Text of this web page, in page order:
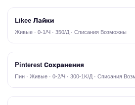
Likee Лайки
Живые · 0-1/Ч · 350/Д · Списания Возможны
Pinterest Сохранения
Пин · Живые · 0-2/Ч · 300-1K/Д · Списания